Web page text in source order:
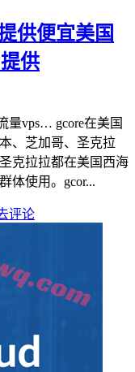
供便宜美国
供
量vps… gcore在美国
、芝加哥、圣克拉
克拉拉都在美国西海
体使用。gcor...
评论